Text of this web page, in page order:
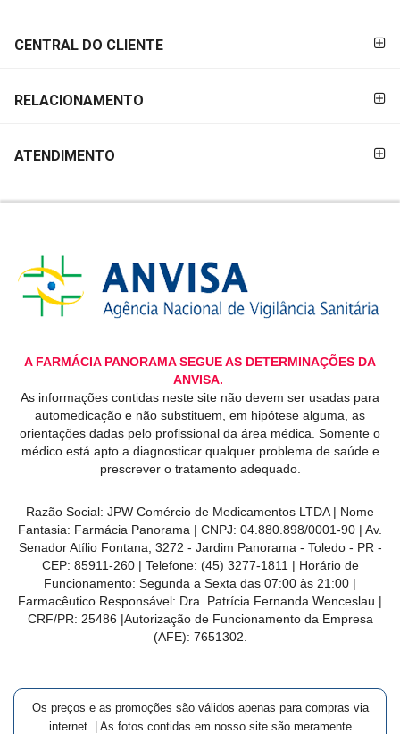
CENTRAL DO CLIENTE
RELACIONAMENTO
ATENDIMENTO
A FARMÁCIA PANORAMA SEGUE AS DETERMINAÇÕES DA
ANVISA.
As informações contidas neste site não devem ser usadas para
automedicação e não substituem, em hipótese alguma, as
orientações dadas pelo profissional da área médica. Somente o
médico está apto a diagnosticar qualquer problema de saúde e
prescrever o tratamento adequado.
Razão Social: JPW Comércio de Medicamentos LTDA | Nome
Fantasia: Farmácia Panorama | CNPJ: 04.880.898/0001-90 | Av.
Senador Atílio Fontana, 3272 - Jardim Panorama - Toledo - PR -
CEP: 85911-260 | Telefone: (45) 3277-1811 | Horário de
Funcionamento: Segunda a Sexta das 07:00 às 21:00 |
Farmacêutico Responsável: Dra. Patrícia Fernanda Wenceslau |
CRF/PR: 25486 |Autorização de Funcionamento da Empresa
(AFE): 7651302.
Os preços e as promoções são válidos apenas para compras via
internet. | As fotos contidas em nosso site são meramente